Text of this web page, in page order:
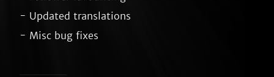
- Updated translations